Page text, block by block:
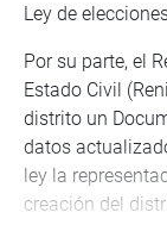
Ley de
Por su parte, el
Estado Civil
distrito un
datos
ley la
creación del